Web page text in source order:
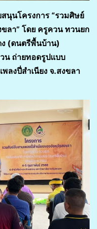
นุนโครงการ “รวมศิษย์
ขลา” โดย ครูควน ทวนยก
(ดนตรีพื้นบ้าน)
น ถ่ายทอดรูปแบบ
ลงปี่สำเนียง จ.สงขลา